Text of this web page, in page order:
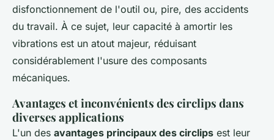
disfonctionnement de l'outil ou, pire, des accidents
du travail. À ce sujet, leur capacité à amortir les
vibrations est un atout majeur, réduisant
considérablement l'usure des composants
mécaniques.
Avantages et inconvénients des circlips dans
diverses applications
L'un des avantages principaux des circlips est leur